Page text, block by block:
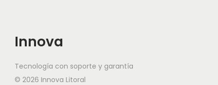
Innova
Tecnología con soporte y garantía
© 2026 Innova Litoral